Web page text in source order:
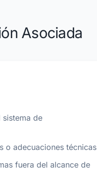
Asociada
sistema de
o adecuaciones técnicas
fuera del alcance de